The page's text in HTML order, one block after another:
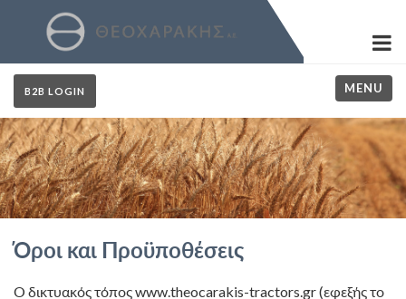
B2B LOGIN MENU
Όροι και Προϋποθέσεις
Ο δικτυακός τόπος www.theocarakis-tractors.gr (εφεξής το